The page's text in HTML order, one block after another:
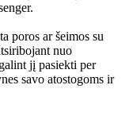
poros ar šeimos su
nuo
jį pasiekti per
savo atostogoms ir